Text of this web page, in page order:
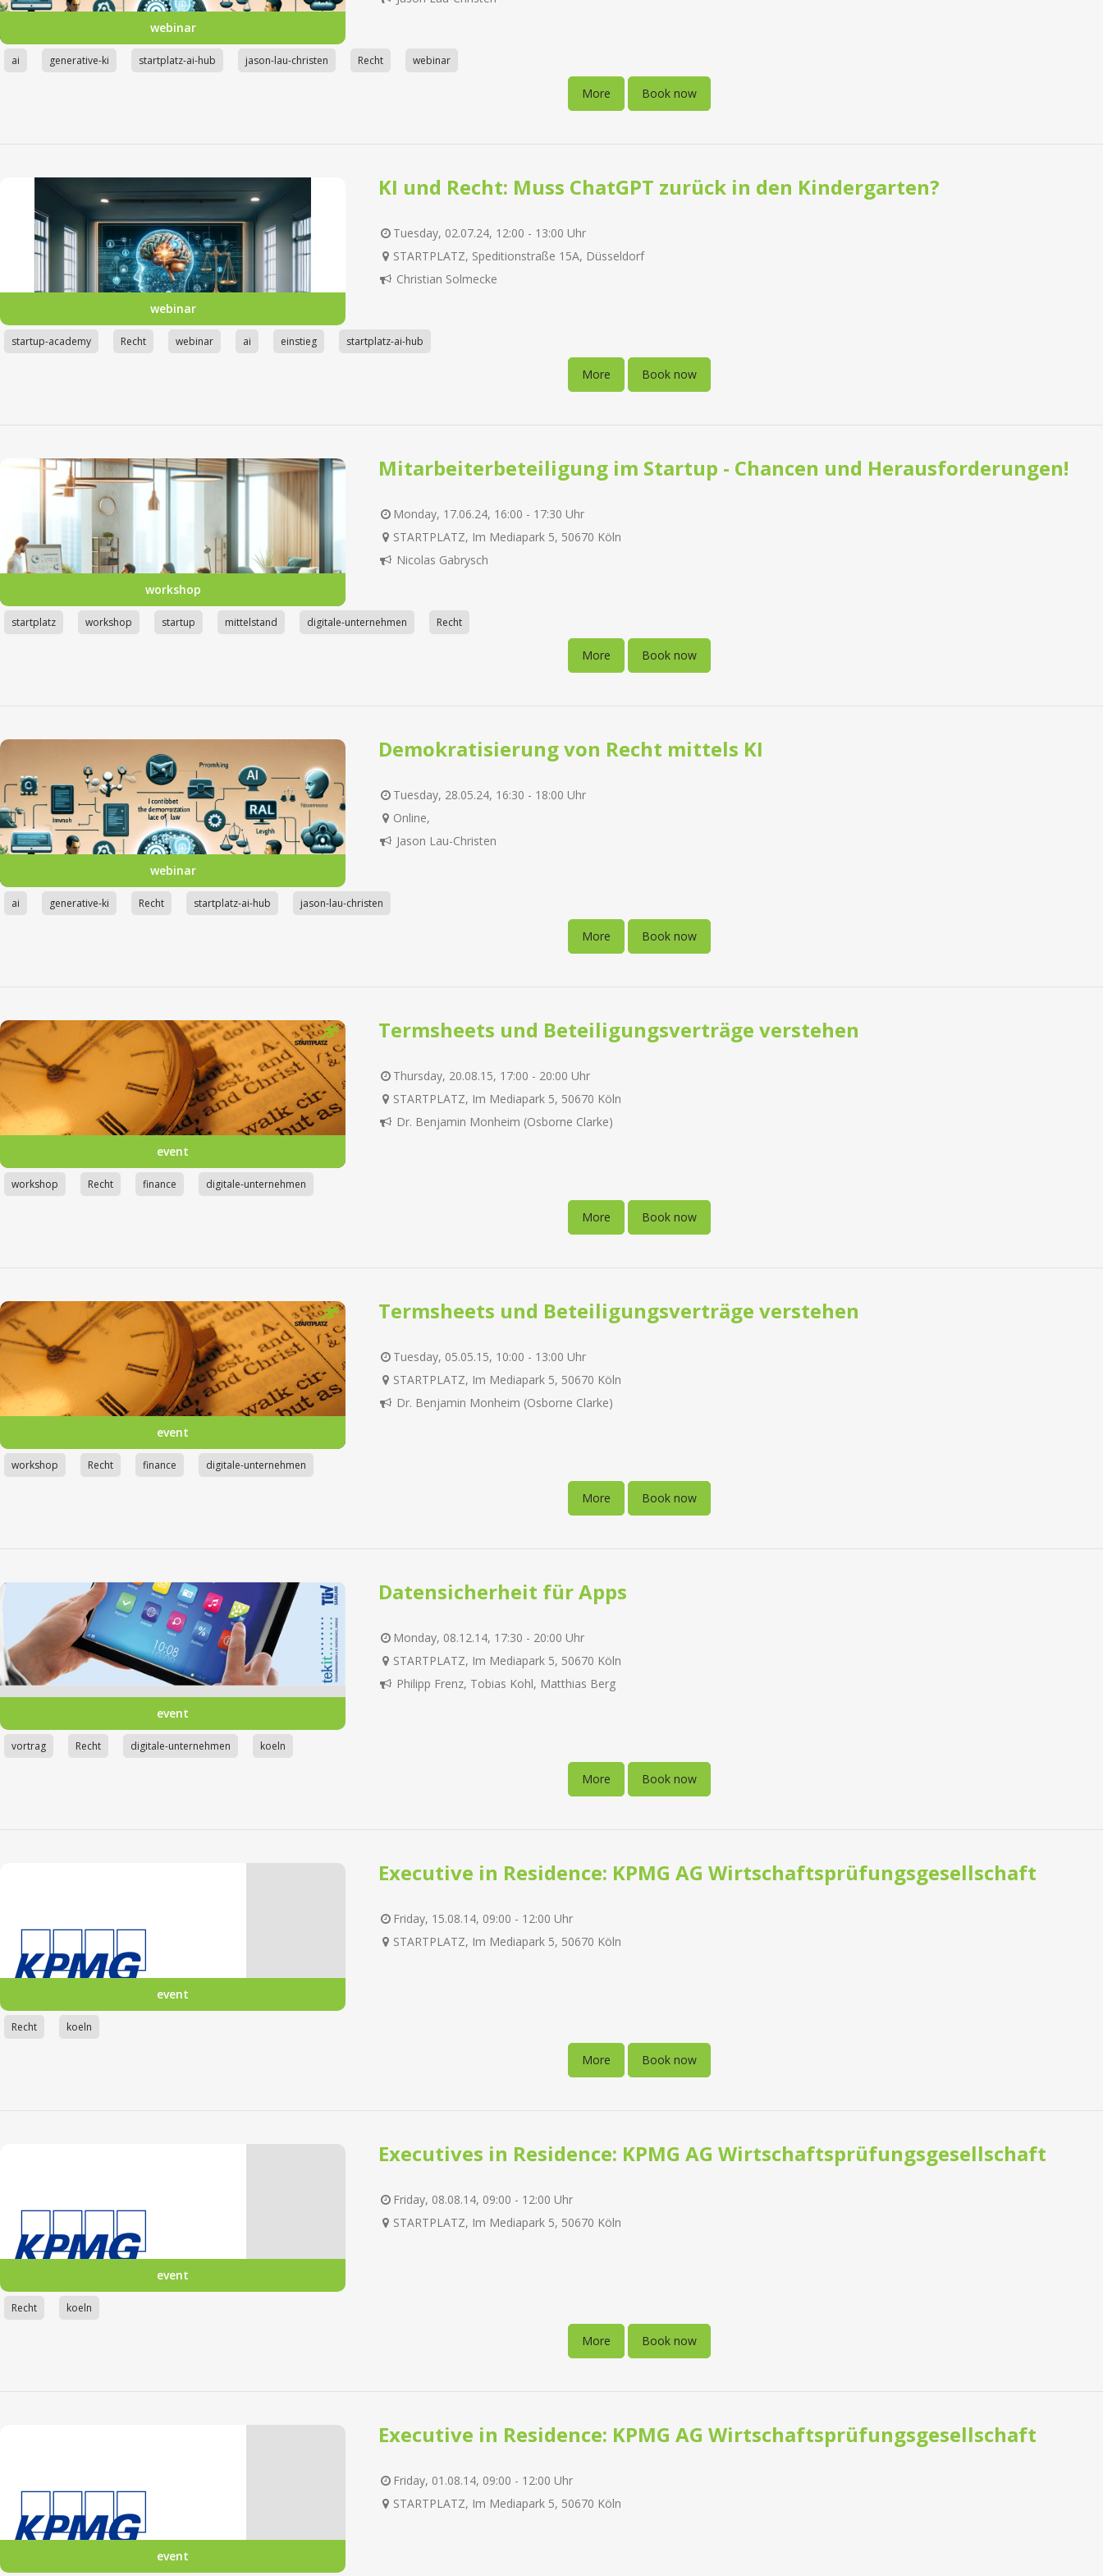
webinar
ai generative-ki startplatz-ai-hub jason-lau-christen Recht webinar
More Book now
webinar
KI und Recht: Muss ChatGPT zurück in den Kindergarten?
Tuesday, 02.07.24, 12:00 - 13:00 Uhr
STARTPLATZ, Speditionstraße 15A, Düsseldorf
Christian Solmecke
startup-academy Recht webinar ai einstieg startplatz-ai-hub
More Book now
workshop
Mitarbeiterbeteiligung im Startup - Chancen und Herausforderungen!
Monday, 17.06.24, 16:00 - 17:30 Uhr
STARTPLATZ, Im Mediapark 5, 50670 Köln
Nicolas Gabrysch
startplatz workshop startup mittelstand digitale-unternehmen Recht
More Book now
webinar
Demokratisierung von Recht mittels KI
Tuesday, 28.05.24, 16:30 - 18:00 Uhr
Online,
Jason Lau-Christen
ai generative-ki Recht startplatz-ai-hub jason-lau-christen
More Book now
event
Termsheets und Beteiligungsverträge verstehen
Thursday, 20.08.15, 17:00 - 20:00 Uhr
STARTPLATZ, Im Mediapark 5, 50670 Köln
Dr. Benjamin Monheim (Osborne Clarke)
workshop Recht finance digitale-unternehmen
More Book now
event
Termsheets und Beteiligungsverträge verstehen
Tuesday, 05.05.15, 10:00 - 13:00 Uhr
STARTPLATZ, Im Mediapark 5, 50670 Köln
Dr. Benjamin Monheim (Osborne Clarke)
workshop Recht finance digitale-unternehmen
More Book now
event
Datensicherheit für Apps
Monday, 08.12.14, 17:30 - 20:00 Uhr
STARTPLATZ, Im Mediapark 5, 50670 Köln
Philipp Frenz, Tobias Kohl, Matthias Berg
vortrag Recht digitale-unternehmen koeln
More Book now
event
Executive in Residence: KPMG AG Wirtschaftsprüfungsgesellschaft
Friday, 15.08.14, 09:00 - 12:00 Uhr
STARTPLATZ, Im Mediapark 5, 50670 Köln
Recht koeln
More Book now
event
Executives in Residence: KPMG AG Wirtschaftsprüfungsgesellschaft
Friday, 08.08.14, 09:00 - 12:00 Uhr
STARTPLATZ, Im Mediapark 5, 50670 Köln
Recht koeln
More Book now
event
Executive in Residence: KPMG AG Wirtschaftsprüfungsgesellschaft
Friday, 01.08.14, 09:00 - 12:00 Uhr
STARTPLATZ, Im Mediapark 5, 50670 Köln